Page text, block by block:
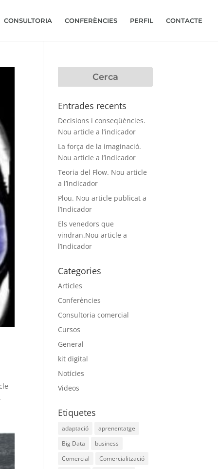
CONSULTORIA CONFERÈNCIES PERFIL CONTACTE
Entrades recents
Decisions i conseqüències.
Nou article a l’indicador
La força de la imaginació.
Nou article a l’indicador
Teoria del Flow. Nou article
a l’indicador
Plou. Nou article publicat a
l’Indicador
Els venedors que
vindran.Nou article a
l’Indicador
Categories
Articles
Conferències
Consultoria comercial
Cursos
General
kit digital
Notícies
Videos
Etiquetes
adaptació
aprenentatge
Big Data
business
Comercial
Comercialització